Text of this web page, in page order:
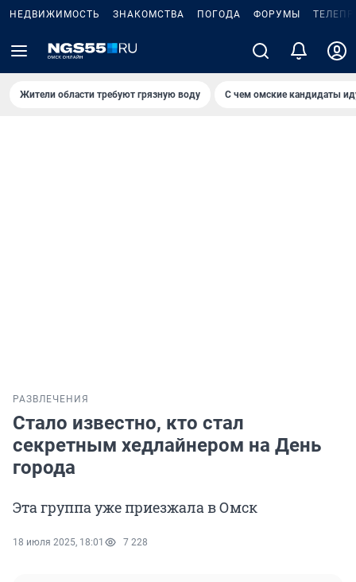
НЕДВИЖИМОСТЬ ЗНАКОМСТВА ПОГОДА ФОРУМЫ
Жители области требуют грязную воду С чем омские кандидаты
РАЗВЛЕЧЕНИЯ
Стало известно, кто стал
секретным хедлайнером на День
города
Эта группа уже приезжала в Омск
18 июля 2025, 18:01 7 228